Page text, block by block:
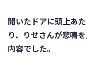
開いたドアに頭上あ
り、りせさんが悲鳴
内容でした。